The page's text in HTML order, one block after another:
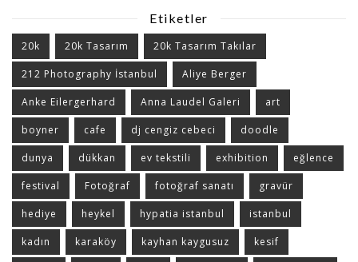
Etiketler
20k 20k Tasarım 20k Tasarım Takılar
212 Photography İstanbul Aliye Berger
Anke Eilergerhard Anna Laudel Galeri art
boyner cafe dj cengiz cebeci doodle
dunya dükkan ev tekstili exhibition eğlence
festival Fotoğraf fotoğraf sanatı gravür
hediye heykel hypatia istanbul istanbul
kadın karaköy kayhan kaygusuz kesif